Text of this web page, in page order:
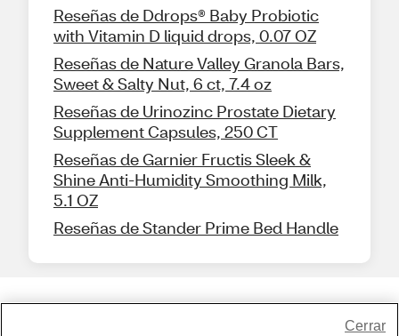
Reseñas de Ddrops® Baby Probiotic
with Vitamin D liquid drops, 0.07 OZ
Reseñas de Nature Valley Granola Bars,
Sweet & Salty Nut, 6 ct, 7.4 oz
Reseñas de Urinozinc Prostate Dietary
Supplement Capsules, 250 CT
Reseñas de Garnier Fructis Sleek &
Shine Anti-Humidity Smoothing Milk,
5.1 OZ
Reseñas de Stander Prime Bed Handle
Cerrar